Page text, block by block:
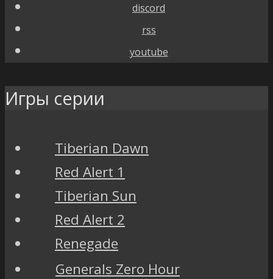
discord
rss
youtube
Игры серии
Tiberian Dawn
Red Alert 1
Tiberian Sun
Red Alert 2
Renegade
Generals Zero Hour